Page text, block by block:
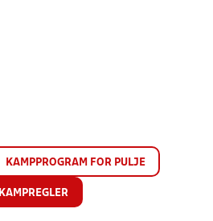
KAMPPROGRAM FOR PULJE
KAMPREGLER